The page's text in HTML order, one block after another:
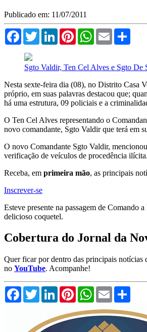
Publicado em: 11/07/2011
FacebookTwitterLinkedInPinterestWhatsApp
Email
Sgto Valdir, Ten Cel Alves e Sgto De
Nesta sexte-feira dia (08), no Distrito Casa
próprio, em suas palavras destacou que;
há uma estrutura, 09 policiais e a
O Ten Cel Alves representando o
novo comandante, Sgto Valdir que terá em
O novo Comandante Sgto Valdir,
verificação de veículos de procedência ilícita.
Receba, em primeira mão, as principais
Inscrever-se
Esteve presente na passagem de
delicioso coquetel.
Cobertura do Jornal da
Quer ficar por dentro das principais
no YouTube. Acompanhe!
FacebookTwitterLinkedInPinterestWhatsApp
Email